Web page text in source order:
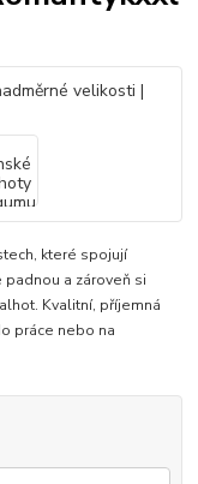
které spojují
a zároveň si
Kvalitní, příjemná
práce nebo na